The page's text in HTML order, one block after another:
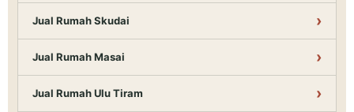
Jual Rumah Skudai
Jual Rumah Masai
Jual Rumah Ulu Tiram